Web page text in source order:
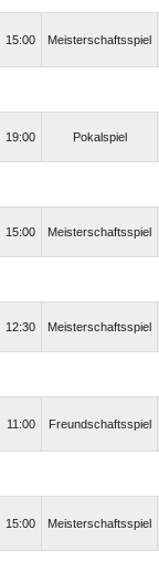
15:00 Meisterschaftsspiel
19:00 Pokalspiel
15:00 Meisterschaftsspiel
12:30 Meisterschaftsspiel
11:00 Freundschaftsspiel
15:00 Meisterschaftsspiel